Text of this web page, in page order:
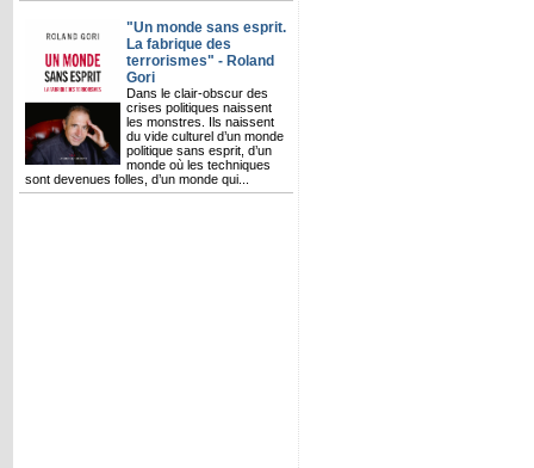
"Un monde sans esprit.
La fabrique des
terrorismes" - Roland
Gori
Dans le clair-obscur des
crises politiques naissent
les monstres. Ils naissent
du vide culturel d’un monde
politique sans esprit, d’un
monde où les techniques
sont devenues folles, d’un monde qui...